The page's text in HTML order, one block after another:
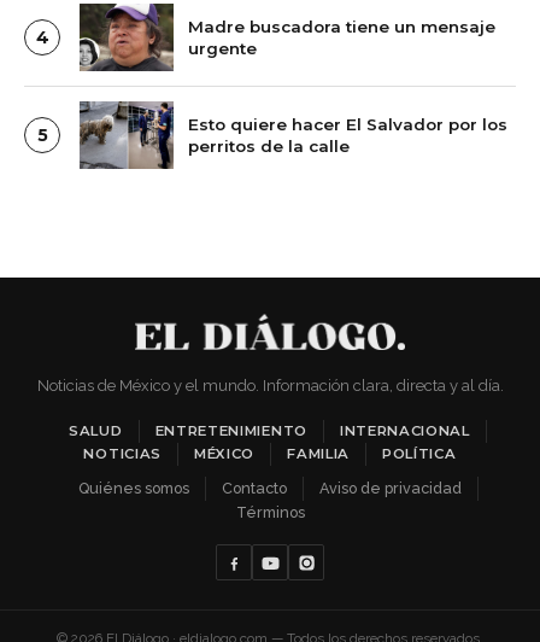
4
Madre buscadora tiene un mensaje
urgente
5
Esto quiere hacer El Salvador por los
perritos de la calle
Noticias de México y el mundo. Información clara, directa y al día.
SALUD ENTRETENIMIENTO
INTERNACIONAL
NOTICIAS
MÉXICO FAMILIA POLÍTICA
Quiénes somos Contacto
Aviso de privacidad
Términos